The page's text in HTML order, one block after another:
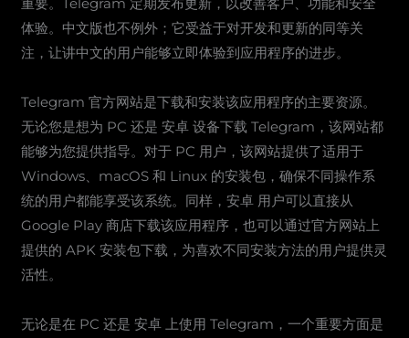
体验。中文版也不例外；它受益于对开发和更新的同等关
注，让讲中文的用户能够立即体验到应用程序的进步。
Telegram 官方网站是下载和安装该应用程序的主要资源。
无论您是想为 PC 还是 安卓 设备下载 Telegram，该网站都
能够为您提供指导。对于 PC 用户，该网站提供了适用于
Windows、macOS 和 Linux 的安装包，确保不同操作系
统的用户都能享受该系统。同样，安卓 用户可以直接从
Google Play 商店下载该应用程序，也可以通过官方网站上
提供的 APK 安装包下载，为喜欢不同安装方法的用户提供灵
活性。
无论是在 PC 还是 安卓 上使用 Telegram，一个重要方面是